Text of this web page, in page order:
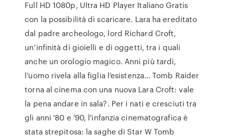
Full HD 1080p, Ultra HD Player Italiano Gratis
con la possibilità di scaricare. Lara ha ereditato
dal padre archeologo, lord Richard Croft,
un’infinità di gioielli e di oggetti, tra i quali
anche un orologio magico. Anni più tardi,
l’uomo rivela alla figlia l’esistenza… Tomb Raider
torna al cinema con una nuova Lara Croft: vale
la pena andare in sala?. Per i nati e cresciuti tra
gli anni '80 e '90, l'infanzia cinematografica è
stata strepitosa: la saghe di Star W Tomb